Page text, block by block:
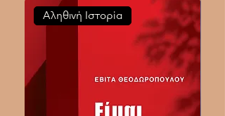
Αληθινή Ιστορία